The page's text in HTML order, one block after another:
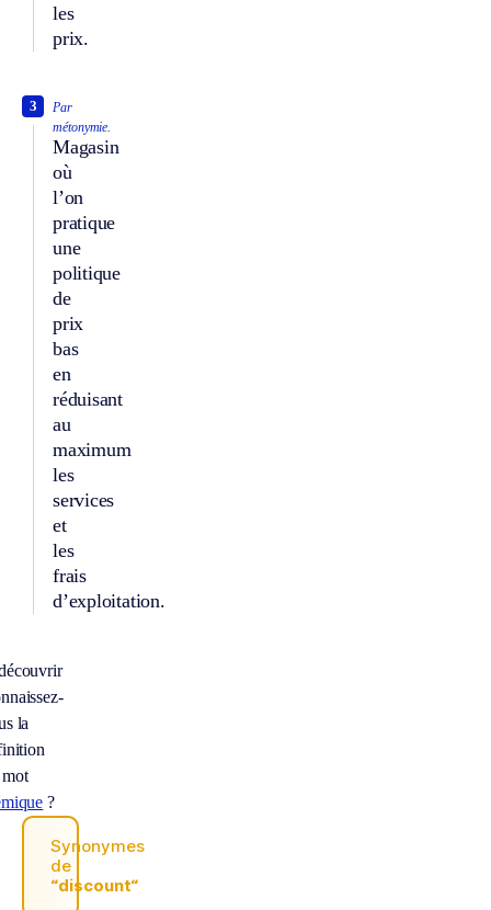
les
prix.
Par
métonymie.
Magasin
où
l’on
pratique
une
politique
de
prix
bas
en
réduisant
au
maximum
les
services
et
les
frais
d’exploitation.
3
la
?
Synonymes
de
“discount“